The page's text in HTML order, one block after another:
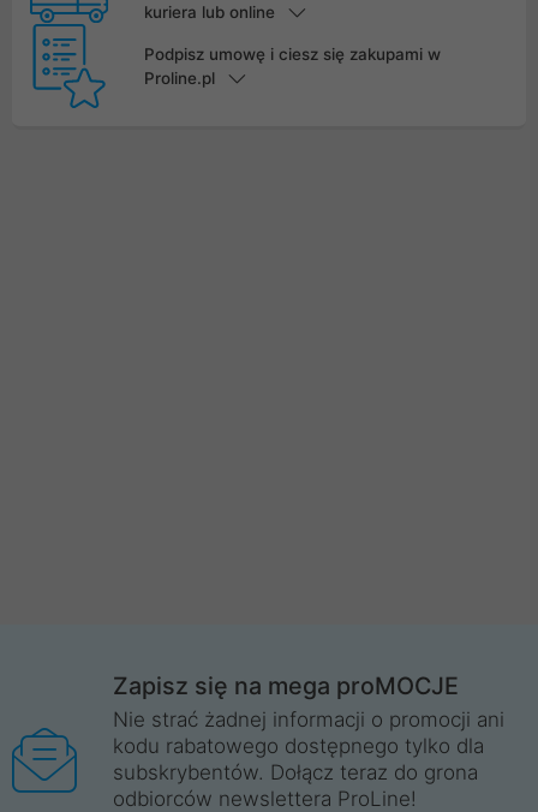
kuriera lub online
Podpisz umowę i ciesz się zakupami w
Proline.pl
Zapisz się na mega proMOCJE
Nie strać żadnej informacji o promocji ani
kodu rabatowego dostępnego tylko dla
subskrybentów. Dołącz teraz do grona
odbiorców newslettera ProLine!